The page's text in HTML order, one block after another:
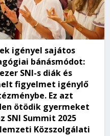
igényel sajátos
bánásmódot:
SNI-s diák és
figyelmet igénylő
Ez azt
ötödik gyermeket
SNI Summit 2025
Közszolgálati